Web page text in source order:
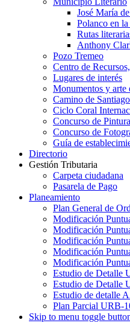
José María
Polanco en
Rutas
Anthony
Pozo Tremeo
Centro de
Lugares de interés
Monumentos y arte
Camino de
Ciclo Coral
Concurso de
Concurso de
Guía de
Directorio
Gestión Tributaria
Carpeta ciudadana
Pasarela de Pago
Planeamiento
Plan General de
Modificación
Modificación
Modificación
Modificación
Modificación
Estudio de Detalle
Estudio de Detalle
Estudio de detalle
Plan Parcial URB-
Skip to menu toggle